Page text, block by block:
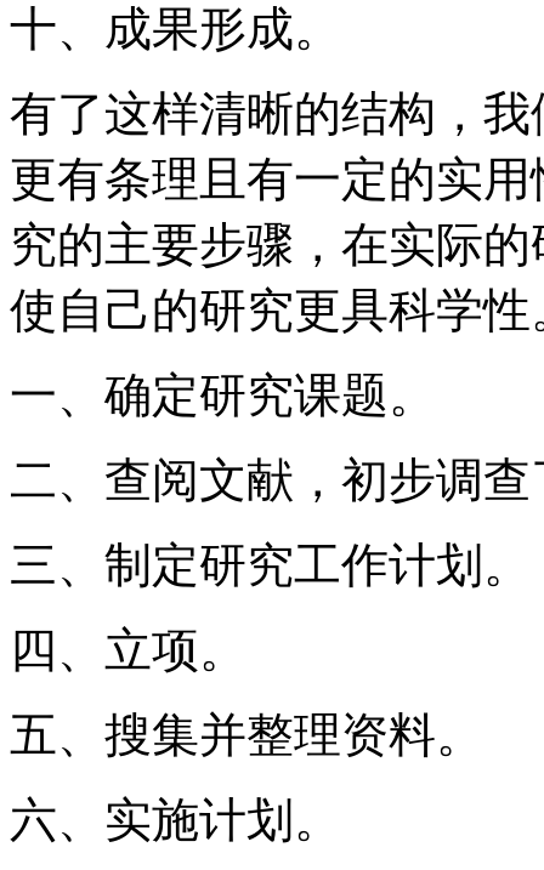
十、成果形成。
有了这样清晰的结构，
更有条理且有一定的实
究的主要步骤，在实际
使自己的研究更具科学性
一、确定研究课题。
二、查阅文献，初步调查
三、制定研究工作计划。
四、立项。
五、搜集并整理资料。
六、实施计划。